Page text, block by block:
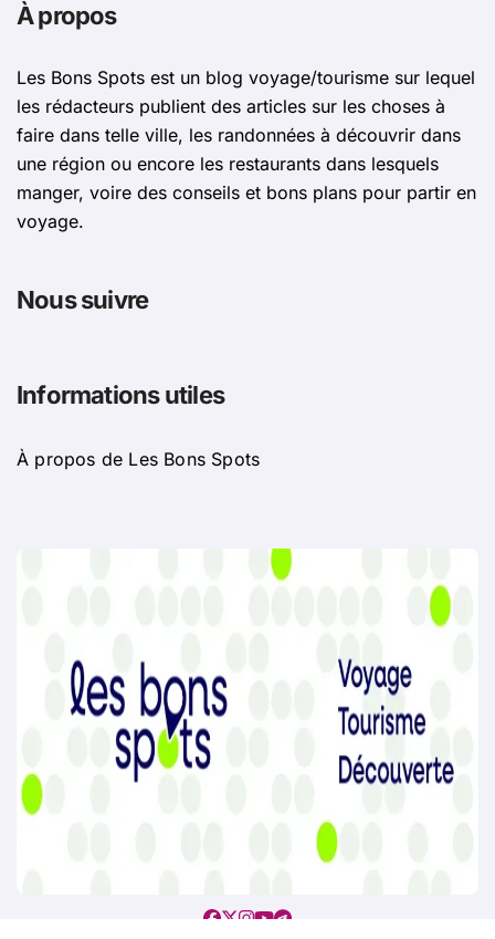
À propos
Les Bons Spots est un blog voyage/tourisme sur lequel
les rédacteurs publient des articles sur les choses à
faire dans telle ville, les randonnées à découvrir dans
une région ou encore les restaurants dans lesquels
manger, voire des conseils et bons plans pour partir en
voyage.
Nous suivre
Informations utiles
À propos de Les Bons Spots